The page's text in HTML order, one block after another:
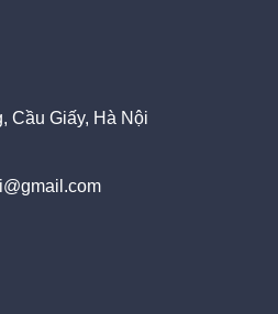
Cầu Giấy, Hà Nội